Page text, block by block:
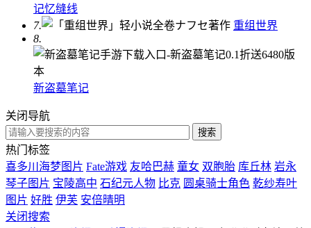
记忆缝线
7.
重组世界
8.
新盗墓笔记
关闭导航
热门标签
喜多川海梦图片 Fate游戏 友哈巴赫 童女 双胞胎 库丘林 岩永
琴子图片 宝陵高中 石纪元人物 比克 圆桌骑士角色 乾纱寿叶
图片 好胜 伊芙 安倍晴明
关闭搜索